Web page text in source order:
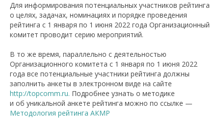
Для информирования потенциальных участников рейтинга
о целях, задачах, номинациях и порядке проведения
рейтинга с 1 января по 1 июня 2022 года Организационный
комитет проводит серию мероприятий.
В то же время, параллельно с деятельностью
Организационного комитета с 1 января по 1 июня 2022
года все потенциальные участники рейтинга должны
заполнить анкеты в электронном виде на сайте
http://topcomm.ru. Подробнее узнать о методике
и об уникальной анкете рейтинга можно по ссылке —
Методология рейтинга АКМР